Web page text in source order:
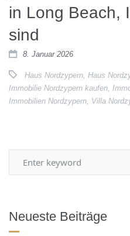
in Long Beach,
sind
8. Januar 2026
Haus Nordzypern, Haus
Immobilie Nordzypern kaufen,
Immobilien Nordzypern, Villa
Neueste Beiträge